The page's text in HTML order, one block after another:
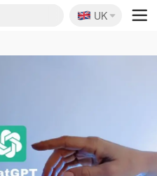
！
🇬🇧
UK